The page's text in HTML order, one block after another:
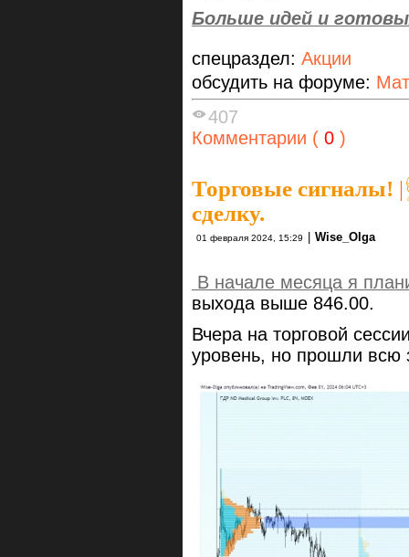
Больше идей и
спецраздел: Акции
обсудить на форуме:
407
Комментарии ( 0 )
Торговые сигналы! |
сделку.
01 февраля 2024, 15:29 Wise_Olga
В начале месяца я
выхода выше 846.00.
Вчера на торговой
уровень, но прошли всю